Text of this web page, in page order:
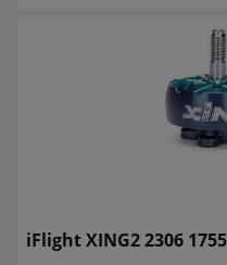
iFlight XING2 2306